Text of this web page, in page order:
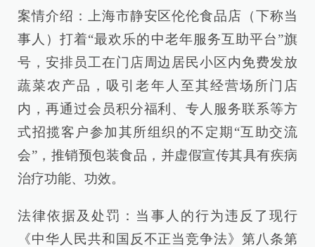
案情介绍：上海市静安区伦伦食品店（下称当
事人）打着“最欢乐的中老年服务互助平台”旗
号，安排员工在门店周边居民小区内免费发放
蔬菜农产品，吸引老年人至其经营场所门店
内，再通过会员积分福利、专人服务联系等方
式招揽客户参加其所组织的不定期“互助交流
会”，推销预包装食品，并虚假宣传其具有疾病
治疗功能、功效。
法律依据及处罚：当事人的行为违反了现行
《中华人民共和国反不正当竞争法》第八条第